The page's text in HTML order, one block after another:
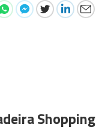
Shopping